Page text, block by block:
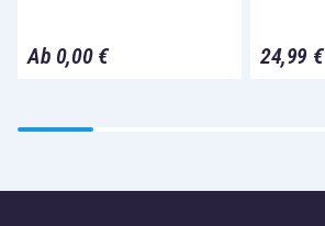
Ab 0,00 € 24,99 €